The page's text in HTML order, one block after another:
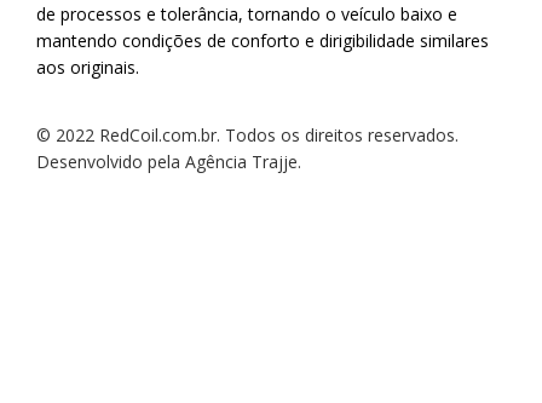
de processos e tolerância, tornando o veículo baixo e
mantendo condições de conforto e dirigibilidade similares
aos originais.
© 2022 RedCoil.com.br. Todos os direitos reservados.
Desenvolvido pela Agência Trajje.